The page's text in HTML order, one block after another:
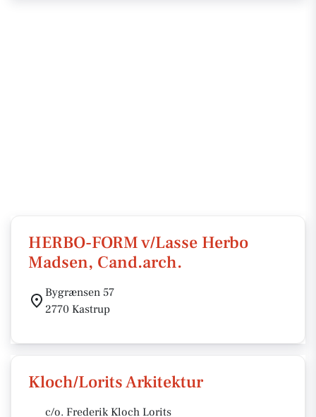
HERBO-FORM v/Lasse Herbo
Madsen, Cand.arch.
Bygrænsen 57
2770 Kastrup
Kloch/Lorits Arkitektur
c/o. Frederik Kloch Lorits